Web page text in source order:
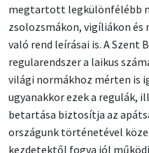
megtartott legkülönfélébb
zsolozsmákon, vigíliákon
való rend leírásai is. A
regularendszer a laikus
világi normákhoz mérten is
ugyanakkor ezek a regulák,
betartása biztosítja az
országunk történetével
kezdetektől fogva jól